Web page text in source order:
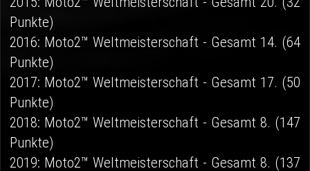
Punkte)
2016: Moto2™ Weltmeisterschaft - Gesamt 14. (64
Punkte)
2017: Moto2™ Weltmeisterschaft - Gesamt 17. (50
Punkte)
2018: Moto2™ Weltmeisterschaft - Gesamt 8. (147
Punkte)
2019: Moto2™ Weltmeisterschaft - Gesamt 8. (137